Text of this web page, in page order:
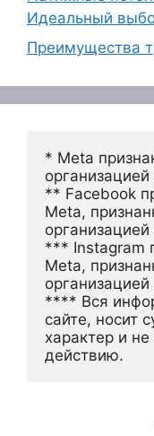
Идеальный
Преимущества
* Meta
** Facebook
Meta,
*** Instagram
Meta,
**** Вся
сайте, носит
характер и
действию.